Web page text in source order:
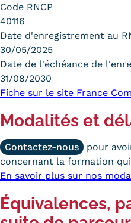
Code RNCP
40116
Date d'enregistrement au
30/05/2025
Date de l'échéance de
31/08/2030
Fiche sur le site France
Modalités et
Contactez-nous
pour
concernant la formation
En savoir plus sur nos
Équivalences,